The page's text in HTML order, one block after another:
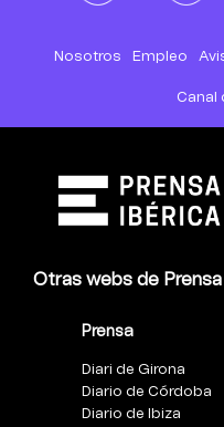
Nosotros Empleo
Canal
Otras webs de
Prensa
Diari de Girona
Diario de Córdoba
Diario de Ibiza